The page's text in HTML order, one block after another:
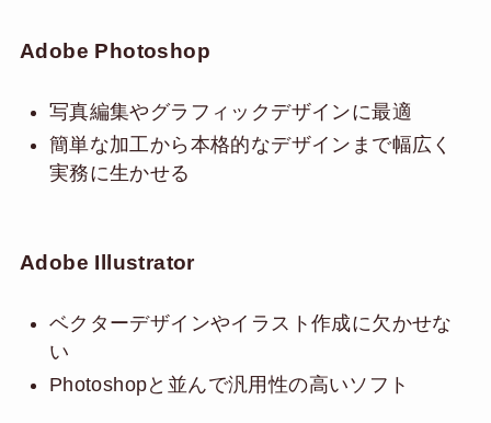
Adobe Photoshop
写真編集やグラフィックデザインに最適
簡単な加工から本格的なデザインまで幅広く
実務に生かせる
Adobe Illustrator
ベクターデザインやイラスト作成に欠かせな
い
Photoshopと並んで汎用性の高いソフト